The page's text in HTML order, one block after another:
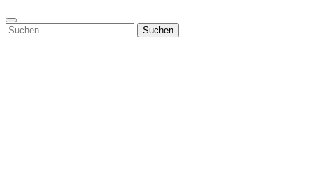
Suchen
nach: